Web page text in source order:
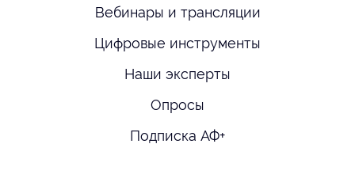
Вебинары и трансляции
Цифровые инструменты
Наши эксперты
Опросы
Подписка АФ+